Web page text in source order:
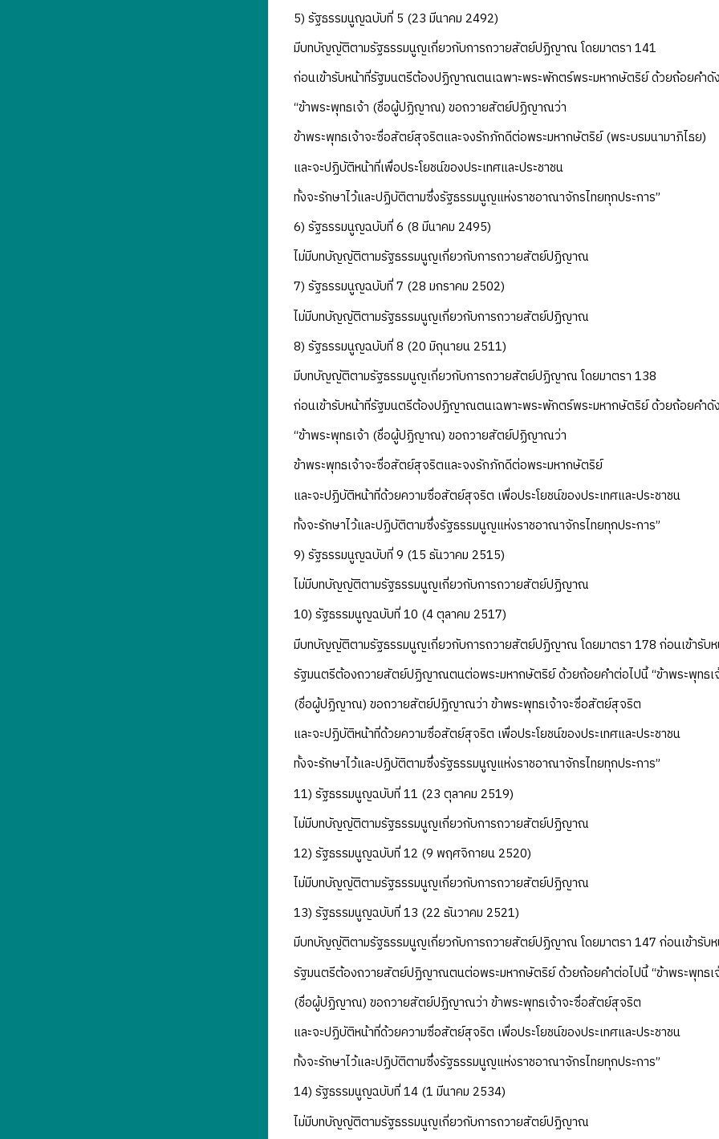
5) รัฐธรรมนูญฉบับที่ 5 (23 มีนาคม 2492)
มีบทบัญญัติตามรัฐธรรมนูญเกี่ยวกับการถวายสัตย์ปฏิญาณ โดยมาตรา 141
ก่อนเข้ารับหน้าที่รัฐมนตรีต้องปฏิญาณตนเฉพาะพระพักตร์พระมหากษัตริย์ ด้วยถ้อยคำดั
“ข้าพระพุทธเจ้า (ชื่อผู้ปฏิญาณ) ขอถวายสัตย์ปฏิญาณว่า
ข้าพระพุทธเจ้าจะซื่อสัตย์สุจริตและจงรักภักดีต่อพระมหากษัตริย์ (พระบรมนามาภิไธย)
และจะปฏิบัติหน้าที่เพื่อประโยชน์ของประเทศและประชาชน
ทั้งจะรักษาไว้และปฏิบัติตามซึ่งรัฐธรรมนูญแห่งราชอาณาจักรไทยทุกประการ”
6) รัฐธรรมนูญฉบับที่ 6 (8 มีนาคม 2495)
ไม่มีบทบัญญัติตามรัฐธรรมนูญเกี่ยวกับการถวายสัตย์ปฏิญาณ
7) รัฐธรรมนูญฉบับที่ 7 (28 มกราคม 2502)
ไม่มีบทบัญญัติตามรัฐธรรมนูญเกี่ยวกับการถวายสัตย์ปฏิญาณ
8) รัฐธรรมนูญฉบับที่ 8 (20 มิถุนายน 2511)
มีบทบัญญัติตามรัฐธรรมนูญเกี่ยวกับการถวายสัตย์ปฏิญาณ โดยมาตรา 138
ก่อนเข้ารับหน้าที่รัฐมนตรีต้องปฏิญาณตนเฉพาะพระพักตร์พระมหากษัตริย์ ด้วยถ้อยคำดั
“ข้าพระพุทธเจ้า (ชื่อผู้ปฏิญาณ) ขอถวายสัตย์ปฏิญาณว่า
ข้าพระพุทธเจ้าจะซื่อสัตย์สุจริตและจงรักภักดีต่อพระมหากษัตริย์
และจะปฏิบัติหน้าที่ด้วยความซื่อสัตย์สุจริต เพื่อประโยชน์ของประเทศและประชาชน
ทั้งจะรักษาไว้และปฏิบัติตามซึ่งรัฐธรรมนูญแห่งราชอาณาจักรไทยทุกประการ”
9) รัฐธรรมนูญฉบับที่ 9 (15 ธันวาคม 2515)
ไม่มีบทบัญญัติตามรัฐธรรมนูญเกี่ยวกับการถวายสัตย์ปฏิญาณ
10) รัฐธรรมนูญฉบับที่ 10 (4 ตุลาคม 2517)
มีบทบัญญัติตามรัฐธรรมนูญเกี่ยวกับการถวายสัตย์ปฏิญาณ โดยมาตรา 178 ก่อนเข้ารับ
รัฐมนตรีต้องถวายสัตย์ปฏิญาณตนต่อพระมหากษัตริย์ ด้วยถ้อยคำต่อไปนี้ “ข้าพระพุทธเ
(ชื่อผู้ปฏิญาณ) ขอถวายสัตย์ปฏิญาณว่า ข้าพระพุทธเจ้าจะซื่อสัตย์สุจริต
และจะปฏิบัติหน้าที่ด้วยความซื่อสัตย์สุจริต เพื่อประโยชน์ของประเทศและประชาชน
ทั้งจะรักษาไว้และปฏิบัติตามซึ่งรัฐธรรมนูญแห่งราชอาณาจักรไทยทุกประการ”
11) รัฐธรรมนูญฉบับที่ 11 (23 ตุลาคม 2519)
ไม่มีบทบัญญัติตามรัฐธรรมนูญเกี่ยวกับการถวายสัตย์ปฏิญาณ
12) รัฐธรรมนูญฉบับที่ 12 (9 พฤศจิกายน 2520)
ไม่มีบทบัญญัติตามรัฐธรรมนูญเกี่ยวกับการถวายสัตย์ปฏิญาณ
13) รัฐธรรมนูญฉบับที่ 13 (22 ธันวาคม 2521)
มีบทบัญญัติตามรัฐธรรมนูญเกี่ยวกับการถวายสัตย์ปฏิญาณ โดยมาตรา 147 ก่อนเข้ารับ
รัฐมนตรีต้องถวายสัตย์ปฏิญาณตนต่อพระมหากษัตริย์ ด้วยถ้อยคำต่อไปนี้ “ข้าพระพุทธเ
(ชื่อผู้ปฏิญาณ) ขอถวายสัตย์ปฏิญาณว่า ข้าพระพุทธเจ้าจะซื่อสัตย์สุจริต
และจะปฏิบัติหน้าที่ด้วยความซื่อสัตย์สุจริต เพื่อประโยชน์ของประเทศและประชาชน
ทั้งจะรักษาไว้และปฏิบัติตามซึ่งรัฐธรรมนูญแห่งราชอาณาจักรไทยทุกประการ”
14) รัฐธรรมนูญฉบับที่ 14 (1 มีนาคม 2534)
ไม่มีบทบัญญัติตามรัฐธรรมนูญเกี่ยวกับการถวายสัตย์ปฏิญาณ